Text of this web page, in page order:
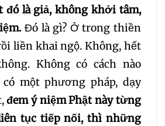
đó là giả, không khởi tâm,
Đó là gì? Ở trong thiền
liền khai ngộ. Không, hết
Không có cách nào
có một phương pháp, dạy
đem ý niệm Phật này từng
tục tiếp nối, thì những